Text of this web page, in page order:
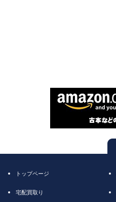
トップページ
宅配買取り